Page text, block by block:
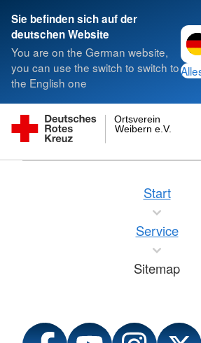
Sie befinden sich auf der
deutschen Website
You are on the German website,
you can use the switch to switch to
the English one
Weibern e.V.
Ortsverein
Start
Service
Sitemap